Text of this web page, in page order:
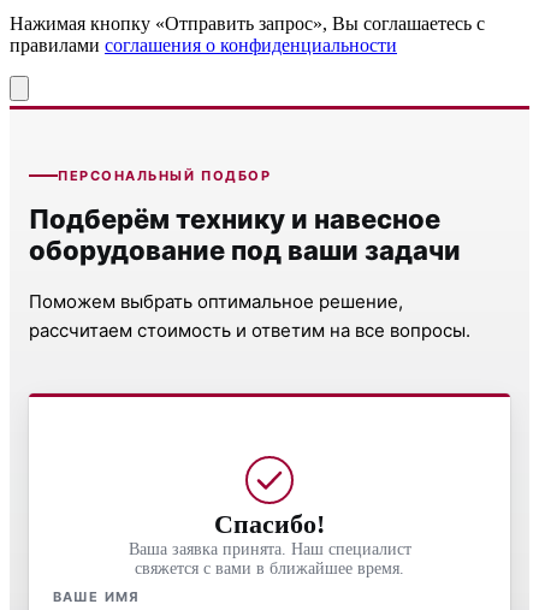
Нажимая кнопку «Отправить запрос», Вы соглашаетесь c
правилами соглашения о конфиденциальности
ПЕРСОНАЛЬНЫЙ ПОДБОР
Подберём технику и навесное
оборудование под ваши задачи
Поможем выбрать оптимальное решение,
рассчитаем стоимость и ответим на все вопросы.
Спасибо!
Ваша заявка принята. Наш специалист
свяжется с вами в ближайшее время.
ВАШЕ ИМЯ